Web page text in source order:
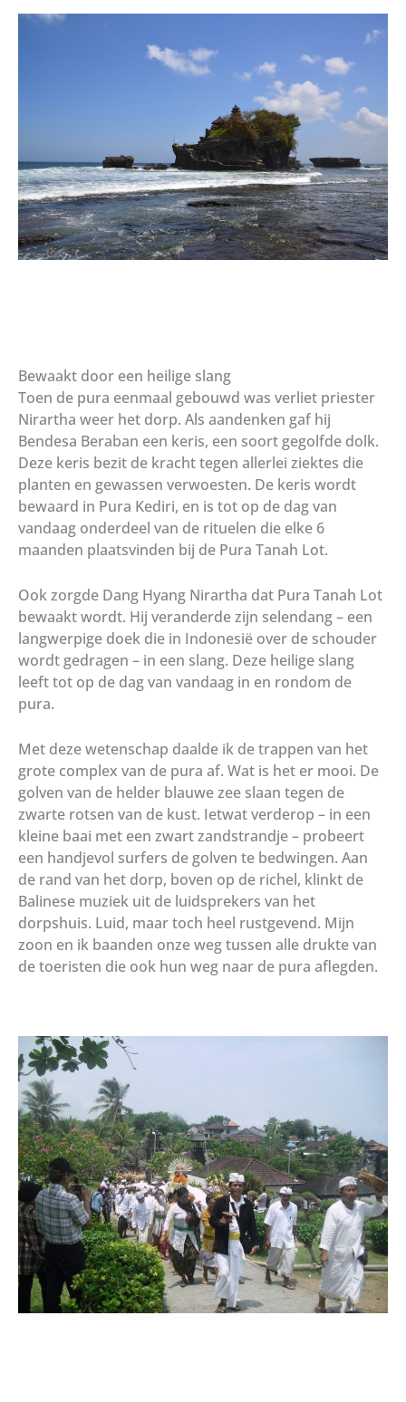
Bewaakt door een heilige slang
Toen de pura eenmaal gebouwd was verliet priester
Nirartha weer het dorp. Als aandenken gaf hij
Bendesa Beraban een keris, een soort gegolfde dolk.
Deze keris bezit de kracht tegen allerlei ziektes die
planten en gewassen verwoesten. De keris wordt
bewaard in Pura Kediri, en is tot op de dag van
vandaag onderdeel van de rituelen die elke 6
maanden plaatsvinden bij de Pura Tanah Lot.
Ook zorgde Dang Hyang Nirartha dat Pura Tanah Lot
bewaakt wordt. Hij veranderde zijn selendang – een
langwerpige doek die in Indonesië over de schouder
wordt gedragen – in een slang. Deze heilige slang
leeft tot op de dag van vandaag in en rondom de
pura.
Met deze wetenschap daalde ik de trappen van het
grote complex van de pura af. Wat is het er mooi. De
golven van de helder blauwe zee slaan tegen de
zwarte rotsen van de kust. Ietwat verderop – in een
kleine baai met een zwart zandstrandje – probeert
een handjevol surfers de golven te bedwingen. Aan
de rand van het dorp, boven op de richel, klinkt de
Balinese muziek uit de luidsprekers van het
dorpshuis. Luid, maar toch heel rustgevend. Mijn
zoon en ik baanden onze weg tussen alle drukte van
de toeristen die ook hun weg naar de pura aflegden.